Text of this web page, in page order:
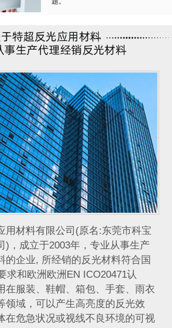
用材料有限公司(原名:东莞市科宝
)，成立于2003年，专业从事生产
的企业, 所经销的反光材料符合国
求和欧洲欧洲EN ICO20471认
在服装、鞋帽、箱包、手套、雨衣
领域，可以产生高亮度的反光效
在危急状况或视线不良环境的可视